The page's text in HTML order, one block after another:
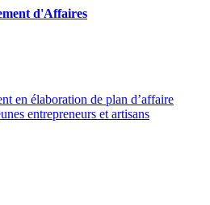
en élaboration de plan d’affaire
entrepreneurs et artisans